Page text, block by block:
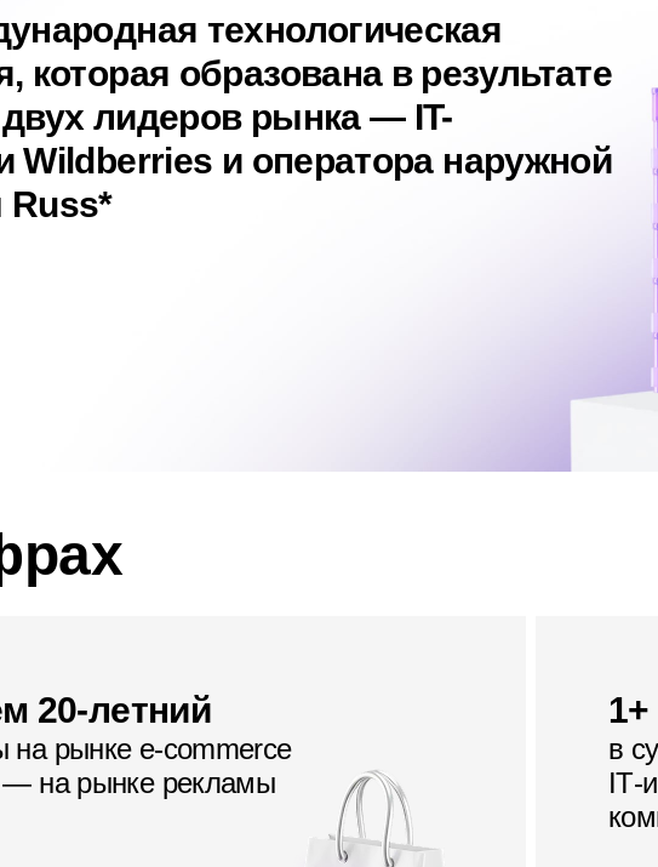
технологическая
которая образована в результате
лидеров рынка — IT-
Wildberries и оператора наружной
Russ*
20-летний
на рынке e‑commerce
— на рынке рекламы
в